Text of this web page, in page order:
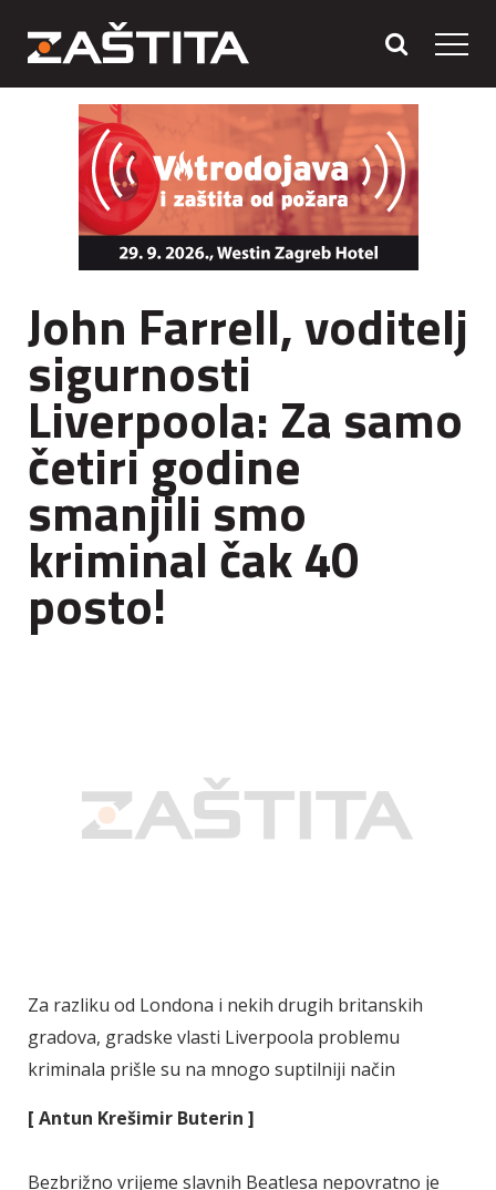
John Farrell, voditelj
sigurnosti
Liverpoola: Za samo
četiri godine
smanjili smo
kriminal čak 40
posto!
Za razliku od Londona i nekih drugih britanskih
gradova, gradske vlasti Liverpoola problemu
kriminala prišle su na mnogo suptilniji način
[ Antun Krešimir Buterin ]
Bezbrižno vrijeme slavnih Beatlesa nepovratno je